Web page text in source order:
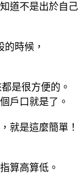
道不是出於自己
時候，
是很方便的。
戶口就是了。
就是這麼簡單！
算高算低。